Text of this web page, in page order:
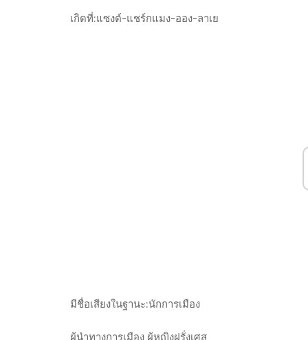
เกิดที่:แซงต์-แชร์กแมง-ออง-ลาเย
มีชื่อเสียงในฐานะ:นักการเมือง
ผู้นำทางการเมือง ผู้หญิงฝรั่งเศส